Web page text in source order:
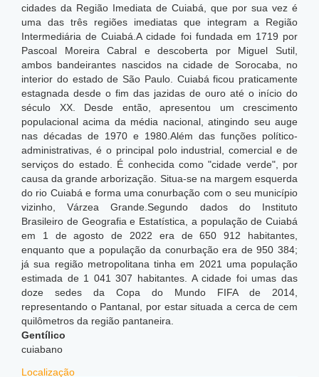
cidades da Região Imediata de Cuiabá, que por sua vez é
uma das três regiões imediatas que integram a Região
Intermediária de Cuiabá.A cidade foi fundada em 1719 por
Pascoal Moreira Cabral e descoberta por Miguel Sutil,
ambos bandeirantes nascidos na cidade de Sorocaba, no
interior do estado de São Paulo. Cuiabá ficou praticamente
estagnada desde o fim das jazidas de ouro até o início do
século XX. Desde então, apresentou um crescimento
populacional acima da média nacional, atingindo seu auge
nas décadas de 1970 e 1980.Além das funções político-
administrativas, é o principal polo industrial, comercial e de
serviços do estado. É conhecida como "cidade verde", por
causa da grande arborização. Situa-se na margem esquerda
do rio Cuiabá e forma uma conurbação com o seu município
vizinho, Várzea Grande.Segundo dados do Instituto
Brasileiro de Geografia e Estatística, a população de Cuiabá
em 1 de agosto de 2022 era de 650 912 habitantes,
enquanto que a população da conurbação era de 950 384;
já sua região metropolitana tinha em 2021 uma população
estimada de 1 041 307 habitantes. A cidade foi umas das
doze sedes da Copa do Mundo FIFA de 2014,
representando o Pantanal, por estar situada a cerca de cem
quilômetros da região pantaneira.
Gentílico
cuiabano
Localização